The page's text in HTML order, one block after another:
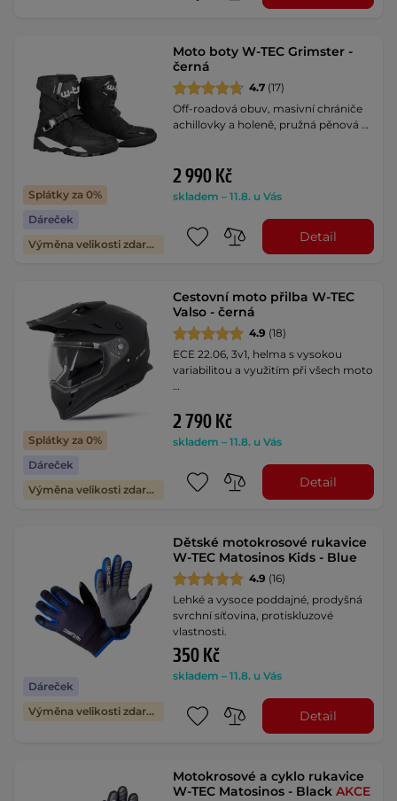
Splátky za 0%
Dáreček
Výměna velikosti zdarma
Moto boty W-TEC Grimster -
černá
4.7 (17)
Off-roadová obuv, masivní chrániče
achillovky a holeně, pružná pěnová …
2 990 Kč
skladem – 11.8. u Vás
Detail
Splátky za 0%
Dáreček
Výměna velikosti zdarma
Cestovní moto přilba W-TEC
Valso - černá
4.9 (18)
ECE 22.06, 3v1, helma s vysokou
variabilitou a využitím při všech moto
…
2 790 Kč
skladem – 11.8. u Vás
Detail
Dáreček
Výměna velikosti zdarma
Dětské motokrosové rukavice
W-TEC Matosinos Kids - Blue
4.9 (16)
Lehké a vysoce poddajné, prodyšná
svrchní síťovina, protiskluzové
vlastnosti.
350 Kč
skladem – 11.8. u Vás
Detail
Motokrosové a cyklo rukavice
W-TEC Matosinos - BlackAKCE